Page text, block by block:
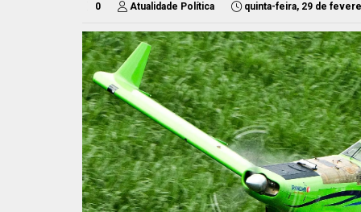
0 Atualidade Política quinta-feira, 29 de